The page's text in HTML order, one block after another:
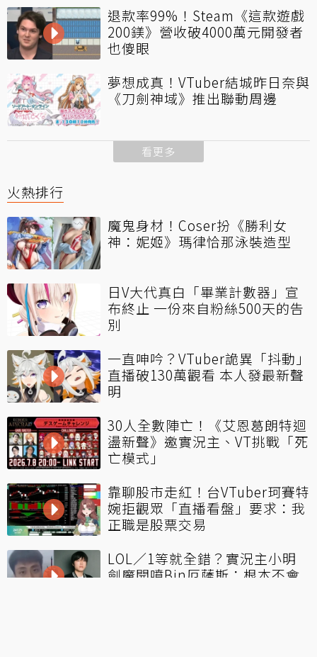
退款率99%！Steam《這款遊戲
200鎂》營收破4000萬元開發者
也傻眼
夢想成真！VTuber結城昨日奈與
《刀劍神域》推出聯動周邊
看更多
火熱排行
魔鬼身材！Coser扮《勝利女
神：妮姬》瑪律恰那泳裝造型
日V大代真白「畢業計數器」宣
布終止 一份來自粉絲500天的告
別
一直呻吟？VTuber詭異「抖動」
直播破130萬觀看 本人發最新聲
明
30人全數陣亡！《艾恩葛朗特迴
盪新聲》邀實況主、VT挑戰「死
亡模式」
靠聊股市走紅！台VTuber珂賽特
婉拒觀眾「直播看盤」要求：我
正職是股票交易
LOL／1等就全錯？實況主小明
劍魔開噴Bin厄薩斯：根本不會